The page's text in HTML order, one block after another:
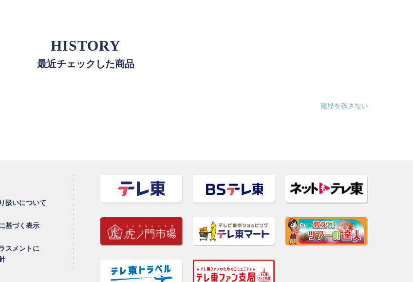
HISTORY
最近チェックした商品
履歴を残さない
扱いについて
基づく表示
スメントに